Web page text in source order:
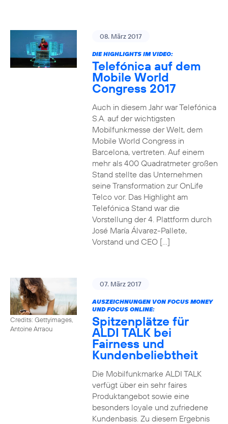
08. März 2017
DIE HIGHLIGHTS IM VIDEO:
Telefónica auf dem
Mobile World
Congress 2017
Auch in diesem Jahr war Telefónica
S.A. auf der wichtigsten
Mobilfunkmesse der Welt, dem
Mobile World Congress in
Barcelona, vertreten. Auf einem
mehr als 400 Quadratmeter großen
Stand stellte das Unternehmen
seine Transformation zur OnLife
Telco vor. Das Highlight am
Telefónica Stand war die
Vorstellung der 4. Plattform durch
José María Álvarez-Pallete,
Vorstand und CEO […]
Credits: Gettyimages,
Antoine Arraou
07. März 2017
AUSZEICHNUNGEN VON FOCUS MONEY
UND FOCUS ONLINE:
Spitzenplätze für
ALDI TALK bei
Fairness und
Kundenbeliebtheit
Die Mobilfunkmarke ALDI TALK
verfügt über ein sehr faires
Produktangebot sowie eine
besonders loyale und zufriedene
Kundenbasis. Zu diesem Ergebnis